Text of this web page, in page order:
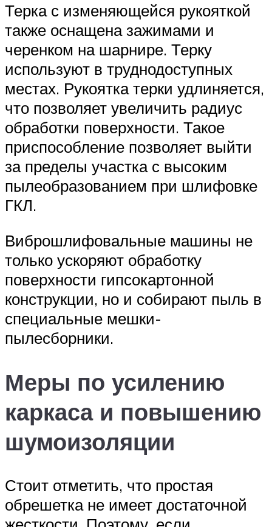
Терка с изменяющейся рукояткой
также оснащена зажимами и
черенком на шарнире. Терку
используют в труднодоступных
местах. Рукоятка терки удлиняется,
что позволяет увеличить радиус
обработки поверхности. Такое
приспособление позволяет выйти
за пределы участка с высоким
пылеобразованием при шлифовке
ГКЛ.
Виброшлифовальные машины не
только ускоряют обработку
поверхности гипсокартонной
конструкции, но и собирают пыль в
специальные мешки-
пылесборники.
Меры по усилению
каркаса и повышению
шумоизоляции
Стоит отметить, что простая
обрешетка не имеет достаточной